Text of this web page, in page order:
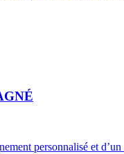
personnalisé et